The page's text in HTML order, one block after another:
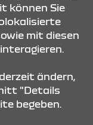
können Sie
mit diesen
ändern,
"Details
begeben.